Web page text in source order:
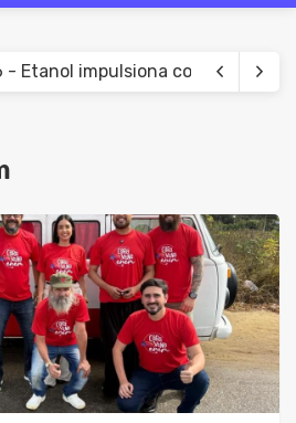
- Etanol impulsiona consumo de
Colesterol: prevenção e
Fies 2026: candidatos devem
Projeto propõe isenção de US$ 1
- IA reduz vagas de entrada e
Projeto propõe novas regras